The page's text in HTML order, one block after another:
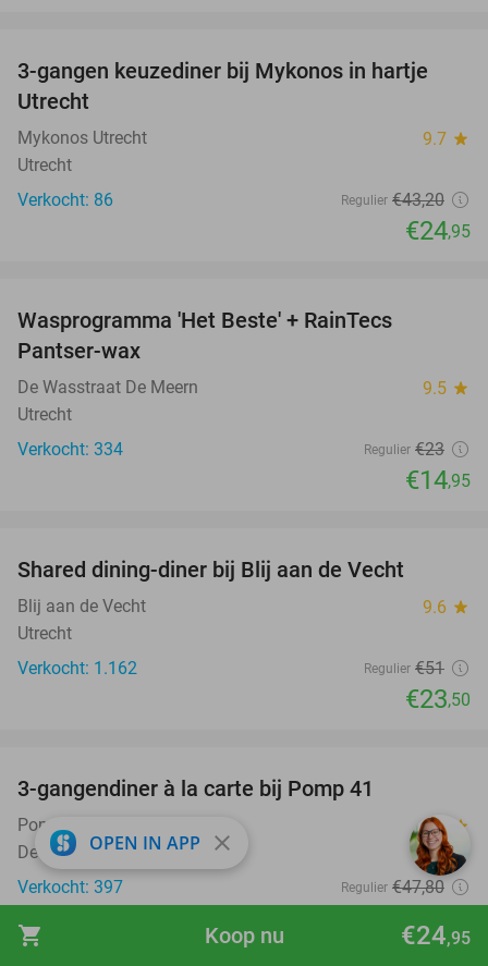
shopping_cart €24,95
Koop nu
42%
3-gangen keuzediner bij Mykonos in hartje
Utrecht
Mykonos Utrecht 9.7 star
Utrecht
Verkocht: 86
Regulier €43,20
€24,95
Wasprogramma 'Het Beste' + RainTecs
Pantser-wax
De Wasstraat De Meern 9.5 star
Utrecht
Verkocht: 334
Regulier €23
€14,95
Shared dining-diner bij Blij aan de Vecht
Blij aan de Vecht 9.6 star
Utrecht
Verkocht: 1.162
Regulier €51
€23,50
3-gangendiner à la carte bij Pomp 41
Pomp 41 9.8 star
De Bilt
Verkocht: 397
Regulier €47,80
€29
favorite_border
OPEN IN APP close